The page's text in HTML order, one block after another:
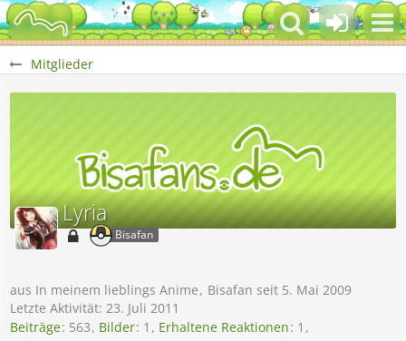
Mitglieder
Lyria
Bisafan
aus In meinem lieblings Anime
Bisafan seit 5. Mai 2009
Letzte Aktivität: 23. Juli 2011
Beiträge 563 Bilder 1 Erhaltene Reaktionen 1